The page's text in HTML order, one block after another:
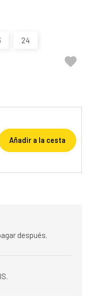
24

Añadir a la cesta
después.